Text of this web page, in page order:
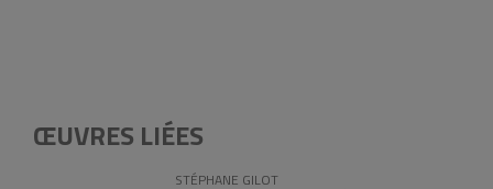
ŒUVRES LIÉES
STÉPHANE GILOT